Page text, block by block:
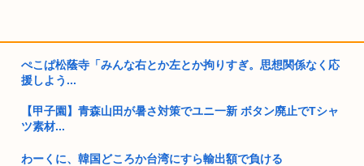
ぺこぱ松蔭寺「みんな右とか左とか拘りすぎ。思想関係なく応
援しよう...
【甲子園】青森山田が暑さ対策でユニ一新 ボタン廃止でTシャ
ツ素材...
わーくに、韓国どころか台湾にすら輸出額で負ける